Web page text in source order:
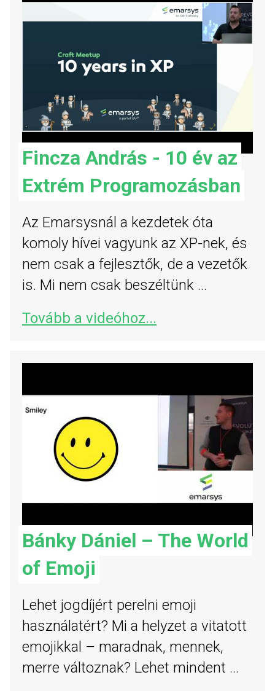
Fincza András - 10 év az
Extrém Programozásban
Az Emarsysnál a kezdetek óta
komoly hívei vagyunk az XP-nek, és
nem csak a fejlesztők, de a vezetők
is. Mi nem csak beszéltünk ...
Tovább a videóhoz...
Bánky Dániel – The World
of Emoji
Lehet jogdíjért perelni emoji
használatért? Mi a helyzet a vitatott
emojikkal – maradnak, mennek,
merre változnak? Lehet mindent ...